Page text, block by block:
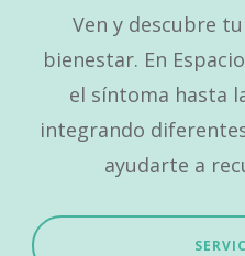
Ven y descubre
bienestar. En
el síntoma hasta
integrando
ayudarte a